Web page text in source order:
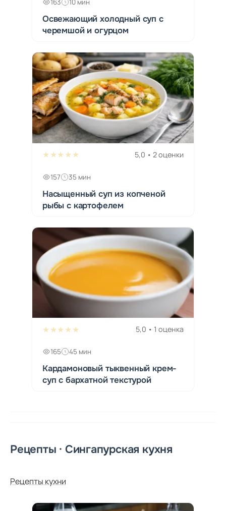
163 10 мин
Освежающий холодный суп с
черемшой и огурцом
★★★★★ 5,0 • 2 оценки
157 35 мин
Насыщенный суп из копченой
рыбы с картофелем
★★★★★ 5,0 • 1 оценка
165 45 мин
Кардамоновый тыквенный крем-
суп с бархатной текстурой
Рецепты · Сингапурская кухня
Рецепты кухни